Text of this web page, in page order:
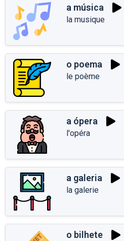
a música
la musique
o poema
le poème
a ópera
l'opéra
a galeria
la galerie
o bilhete